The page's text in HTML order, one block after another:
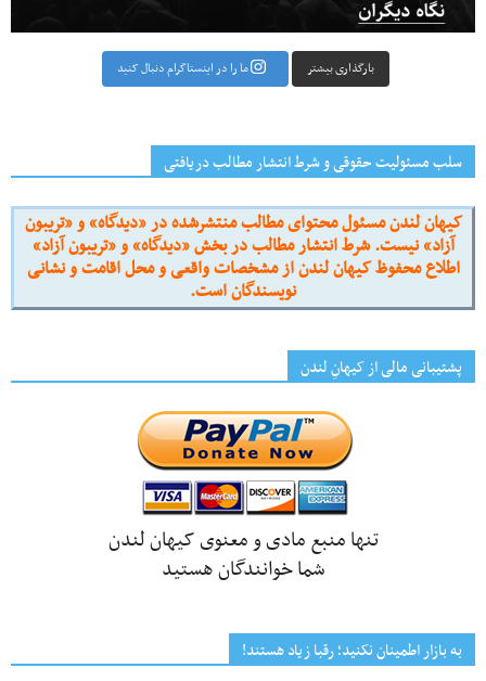
بارگذاری بیشتر ما را در اینستاگرام دنبال کنید
سلب مسئولیت حقوقی و شرط انتشار مطالب دریافتی
کیهان لندن مسئول محتوای مطالب منتشرشده در «دیدگاه» و «تریبون
آزاد» نیست. شرط انتشار مطالب در بخش «دیدگاه» و «تریبون آزاد»
اطلاع محفوظ کیهان لندن از مشخصات واقعی و محل اقامت و نشانی
نویسندگان است.
پشتیبانی مالی از کیهانِ لندن
تنها منبع مادی و معنوی کیهان لندن
شما خوانندگان هستید
به بازار اطمینان نکنید؛ رقبا زیاد هستند!